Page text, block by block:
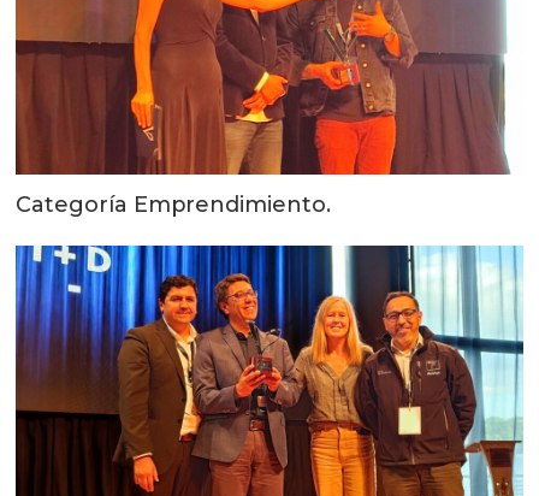
Categoría Emprendimiento.